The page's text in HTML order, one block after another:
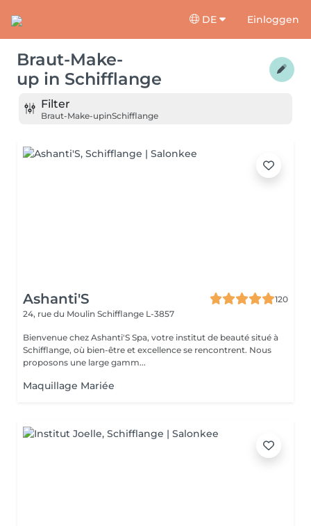
DE Einloggen
Braut-Make-
up in Schifflange
Filter
Braut-Make-upinSchifflange
Ashanti'S
120
24, rue du Moulin Schifflange L-3857
Bienvenue chez Ashanti'S Spa, votre institut de beauté situé à
Schifflange, où bien-être et excellence se rencontrent. Nous
proposons une large gamm...
Maquillage Mariée